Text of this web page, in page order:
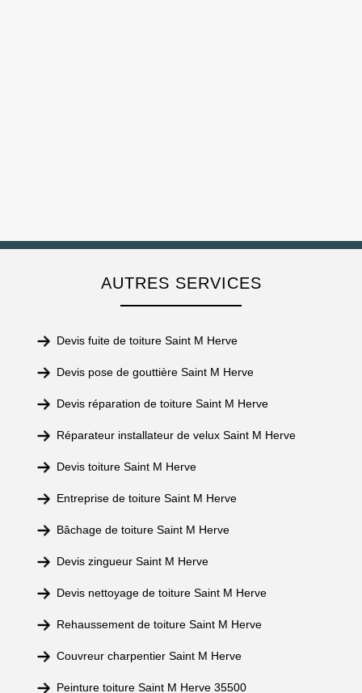
AUTRES SERVICES
Devis fuite de toiture Saint M Herve
Devis pose de gouttière Saint M Herve
Devis réparation de toiture Saint M Herve
Réparateur installateur de velux Saint M Herve
Devis toiture Saint M Herve
Entreprise de toiture Saint M Herve
Bâchage de toiture Saint M Herve
Devis zingueur Saint M Herve
Devis nettoyage de toiture Saint M Herve
Rehaussement de toiture Saint M Herve
Couvreur charpentier Saint M Herve
Peinture toiture Saint M Herve 35500